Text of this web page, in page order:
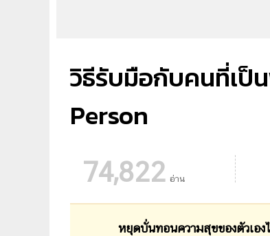
วิธีรับมือกับคนที่เป็
Person
74,822 อ่าน
หยุดบั่นทอนความสุขของตัวเองไป